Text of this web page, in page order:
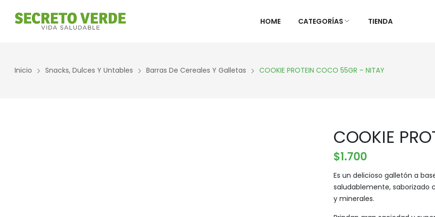
HOME CATEGORÍAS
ALIMENTOS NATURALES &
Aliños/Condimentos
Granos y Cereal
KETO
Sistema
Súper
TIENDA
Inicio Snacks, Dulces Y Untables Barras De Cereales Y Galletas COOKIE PROTEIN COCO 55GR – NITAY
COOKIE
$1.700
Es un delicioso galletón a
saludablemente, saborizado
y minerales.